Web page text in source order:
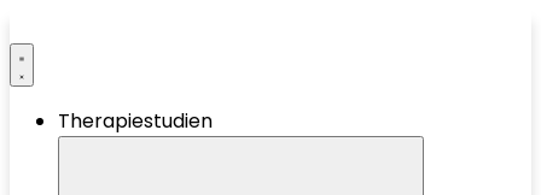
Therapiestudien